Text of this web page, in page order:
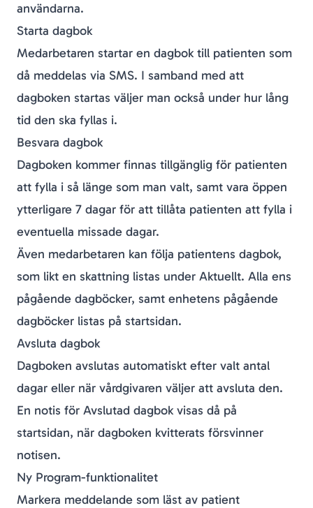
användarna.
Starta dagbok
Medarbetaren startar en dagbok till patienten som
då meddelas via SMS. I samband med att
dagboken startas väljer man också under hur lång
tid den ska fyllas i.
Besvara dagbok
Dagboken kommer finnas tillgänglig för patienten
att fylla i så länge som man valt, samt vara öppen
ytterligare 7 dagar för att tillåta patienten att fylla i
eventuella missade dagar.
Även medarbetaren kan följa patientens dagbok,
som likt en skattning listas under Aktuellt. Alla ens
pågående dagböcker, samt enhetens pågående
dagböcker listas på startsidan.
Avsluta dagbok
Dagboken avslutas automatiskt efter valt antal
dagar eller när vårdgivaren väljer att avsluta den.
En notis för Avslutad dagbokvisas då på
startsidan, när dagboken kvitterats försvinner
notisen.
Ny Program-funktionalitet
Markera meddelande som läst av patient